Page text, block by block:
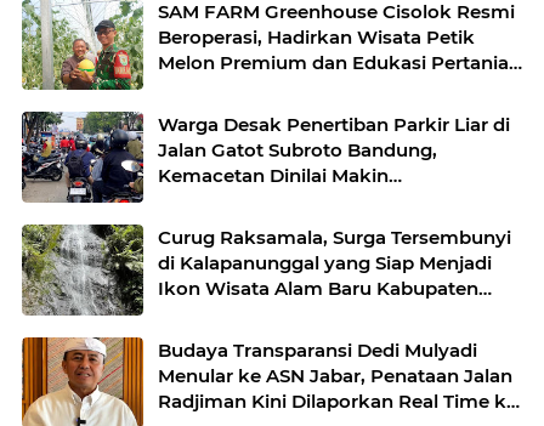
SAM FARM Greenhouse Cisolok Resmi
Beroperasi, Hadirkan Wisata Petik
Melon Premium dan Edukasi Pertanian
Warga Desak Penertiban Parkir Liar di
Jalan Gatot Subroto Bandung,
Kemacetan Dinilai Makin
Curug Raksamala, Surga Tersembunyi
di Kalapanunggal yang Siap Menjadi
Ikon Wisata Alam Baru Kabupaten
Budaya Transparansi Dedi Mulyadi
Menular ke ASN Jabar, Penataan Jalan
Radjiman Kini Dilaporkan Real Time ke